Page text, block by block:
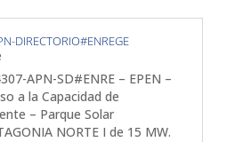
DIRECTORIO#ENREGE
APN-SD#ENRE – EPEN –
a la Capacidad de
– Parque Solar
NORTE I de 15 MW.